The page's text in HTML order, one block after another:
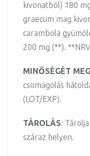
kivonatból) 180
graecum mag
carambola
200 mg (**).
MINŐSÉGÉT
csomagolás
(LOT/EXP).
TÁROLÁS:
száraz helyen.